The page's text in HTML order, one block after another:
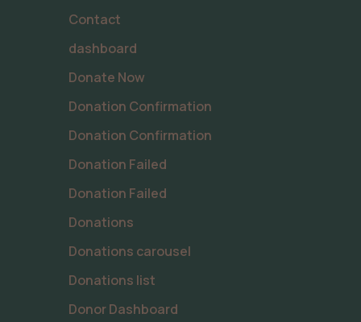
Contact
dashboard
Donate Now
Donation Confirmation
Donation Confirmation
Donation Failed
Donation Failed
Donations
Donations carousel
Donations list
Donor Dashboard